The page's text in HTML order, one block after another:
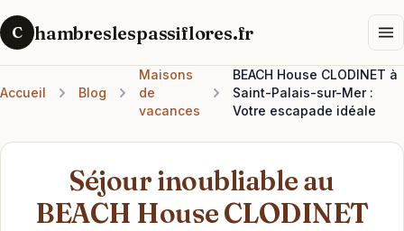
C hambreslespassiflores.fr
Accueil Blog
Maisons
de
vacances
BEACH House CLODINET à
Saint-Palais-sur-Mer :
Votre escapade idéale
Séjour inoubliable au
BEACH House CLODINET